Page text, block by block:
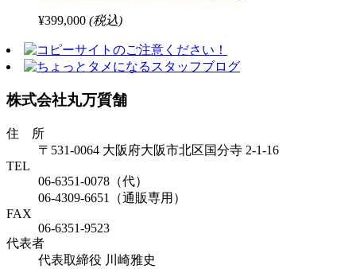
¥399,000 (税込)
株式会社丸万質舗
住 所
〒531-0064 大阪府大阪市北区国分寺 2-1-16
TEL
06-6351-0078（代）
06-4309-6651（通販専用）
FAX
06-6351-9523
代表者
代表取締役 川崎雅史